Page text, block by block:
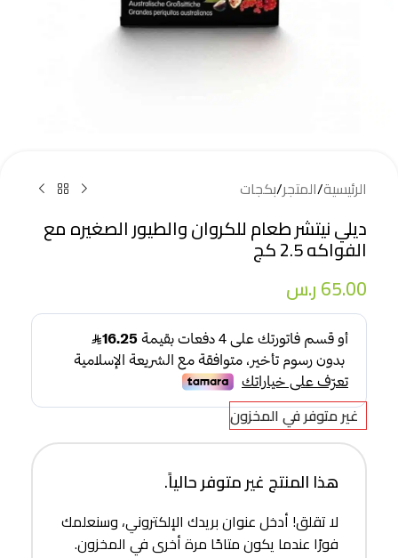
الرئيسية/المتجر/بكجات
ديلي نيتشر طعام للكروان والطيور الصغيره مع
الفواكه 2.5 كج
65.00ر.س
غير متوفر في المخزون
هذا المنتج غير متوفر حالياً.
لا تقلق! أدخل عنوان بريدك الإلكتروني، وسنعلمك
فورًا عندما يكون متاحًا مرة أخرى في المخزون.